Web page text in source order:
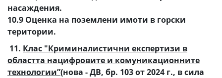
насаждения.
10.9 Оценка на поземлени имоти в горски
територии.
11. Клас "Криминалистични експертизи в
областта нацифровите и комуникационните
технологии”(нова - ДВ, бр. 103 от 2024 г., в сила